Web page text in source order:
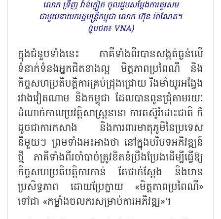
លោក ទ្រីញ វ៉ាន់ក្វៀត ចូលជួបសម្ដែងការគួរសម
ជាមួយនាយករដ្ឋមន្ត្រីកម្ពុជា លោក ហ៊ុន ម៉ាណែត។
(រូបថត៖ VNA)
ក្នុងជំនួបទាំងនេះ ភាគីទាំងពីរបានសង្កត់ធ្ងន់លើ
ទំនាក់ទំនងអ្នកជិតខាងល្អ មិត្តភាពប្រពៃណី និង
កិច្ចសហប្រតិបត្តិការគ្រប់ជ្រុងជ្រោយ រឹងមាំយូរអង្វែង
រវាងវៀតណាម និងកម្ពុជា ដែលបានពូនជ្រុំតាមរយៈ
ដំណាក់កាលប្រវត្តិសាស្ត្រនានា ការតស៊ូរំដោះជាតិ ក៏
ដូចជាការកសាង និងការពារមាតុភូមិនៃប្រទេស
នីមួយៗ ព្រមទាំងអះអាងថា នៅក្នុងបរិបទអភិវឌ្ឍន៍
ថ្មី ភាគីទាំងពីរចាំបាច់ត្រូវខិតខំប្រឹងប្រែងដើម្បីធ្វើឱ្យ
កិច្ចសហប្រតិបត្តិការកាន់ តែជាក់ស្ដែង និងមាន
ប្រសិទ្ធភាព ដោយប្រែក្លាយ «មិត្តភាពប្រពៃណី»
ទៅជា «កម្លាំងចលករសម្រាប់ការអភិវឌ្ឍ»។